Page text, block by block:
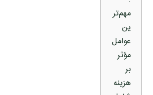
مهم‌تر
ین
عوامل
مؤثر
بر
هزینه